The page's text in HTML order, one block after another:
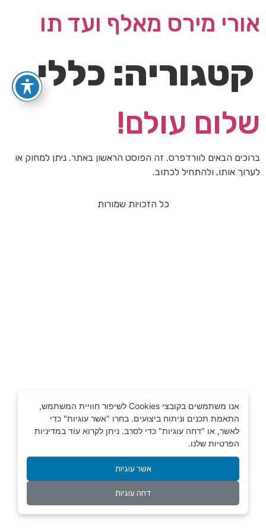
אנו משתמשים בקובצי Cookies לשיפור חוויית המשתמש,
התאמת תכנים וניתוח ביצועים. בחרו "אשר עוגיות" כדי
לאשר, או "דחה עוגיות" כדי לסרב. ניתן לקרוא עוד במדיניות
הפרטיות שלנו.
אשר עוגיות
דחה עוגיות
אורי מירס מאלף ועד תו
קטגוריה: כללי
שלום עולם!
ברוכים הבאים לוורדפרס. זה הפוסט הראשון באתר. ניתן למחוק או
לערוך אותו, ולהתחיל לכתוב.
כל הזכויות שמורות